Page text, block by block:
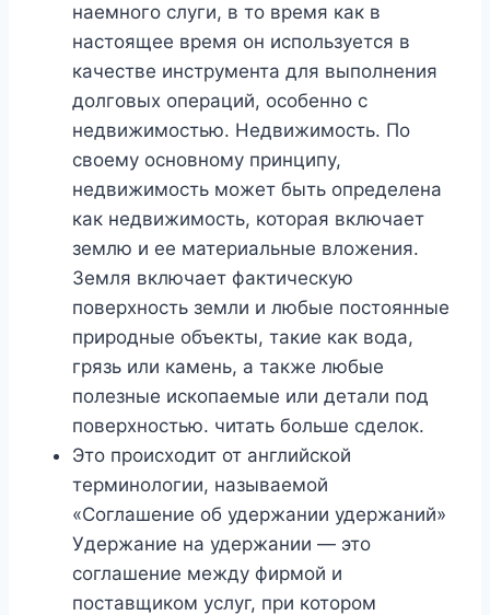
наемного слуги, в то время как в
настоящее время он используется в
качестве инструмента для выполнения
долговых операций, особенно с
недвижимостью. Недвижимость. По
своему основному принципу,
недвижимость может быть определена
как недвижимость, которая включает
землю и ее материальные вложения.
Земля включает фактическую
поверхность земли и любые постоянные
природные объекты, такие как вода,
грязь или камень, а также любые
полезные ископаемые или детали под
поверхностью. читать больше сделок.
Это происходит от английской
терминологии, называемой
«Соглашение об удержании удержаний»
Удержание на удержании — это
соглашение между фирмой и
поставщиком услуг, при котором